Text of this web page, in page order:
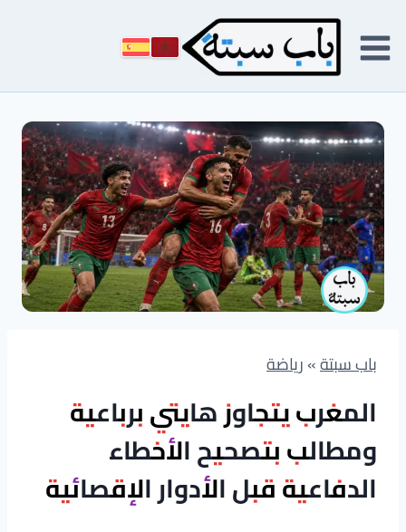
إلى
المحتوى
باب سبتة»رياضة
المغرب يتجاوز هايتي برباعية
ومطالب بتصحيح الأخطاء
الدفاعية قبل الأدوار الإقصائية